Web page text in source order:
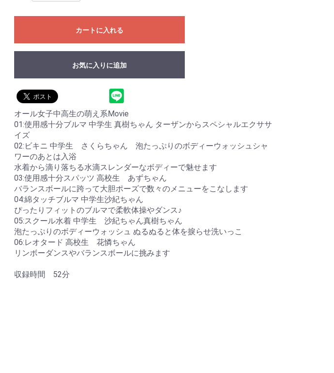
カートに入れる
カートへ進む
お気に入りに追加
オール女子中高生の萌え系Movie
01:使用感十分ブルマ 中学生 真樹ちゃん ターザンからスペシャルエクササ
イズ
02:ビキニ 中学生 さくらちゃん 泡たっぷりのボディーウォッシュシャ
ワーのあとは入浴
水着から滴り落ちる水滴スレンダーなボディーで魅せます
03:使用感十分スパッツ 高校生 あずちゃん
バランスボールに跨って大胆ポーズで数々のメニューをこなします
04:綿タッチブルマ 中学生沙紀ちゃん
ぴったりフィットのブルマで柔軟体操やダンス♪
05:スクール水着 中学生 沙紀ちゃん真樹ちゃん
泡たっぷりのボディーウォッシュ ぬるぬると体を捩らせ洗いっこ
06:レオタード 高校生 花憐ちゃん
リンボーダンスやバランスボールに挑みます
収録時間 52分